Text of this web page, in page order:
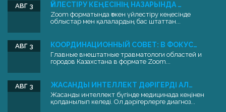
ҮЙЛЕСТІРУ КЕҢЕСІНІҢ НАЗАРЫНДА …
АВГ 3
Zoom форматында өткен үйлестіру кеңесінде
облыстар мен қалалардың бас штаттан...
КООРДИНАЦИОННЫЙ СОВЕТ: В ФОКУС…
АВГ 3
Главные внештатные травматологи областей и
городов Казахстана в формате Zoom...
ЖАСАНДЫ ИНТЕЛЛЕКТ ДӘРІГЕРДІ АЛ…
АВГ 3
Жасанды интеллект бүгінде медицинада кеңінен
қолданылып келеді. Ол дәрігерлерге диагноз...